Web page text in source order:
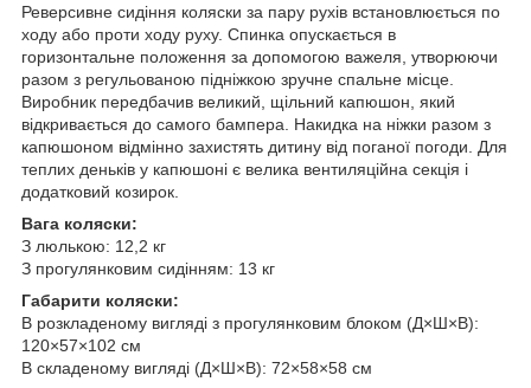
Реверсивне сидіння коляски за пару рухів встановлюється по
ходу або проти ходу руху. Спинка опускається в
горизонтальне положення за допомогою важеля, утворюючи
разом з регульованою підніжкою зручне спальне місце.
Виробник передбачив великий, щільний капюшон, який
відкривається до самого бампера. Накидка на ніжки разом з
капюшоном відмінно захистять дитину від поганої погоди. Для
теплих деньків у капюшоні є велика вентиляційна секція і
додатковий козирок.
Вага коляски:
З люлькою: 12,2 кг
З прогулянковим сидінням: 13 кг
Габарити коляски:
В розкладеному вигляді з прогулянковим блоком (Д×Ш×В):
120×57×102 см
В складеному вигляді (Д×Ш×В): 72×58×58 см